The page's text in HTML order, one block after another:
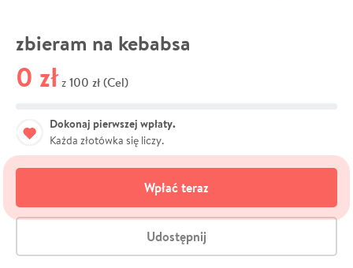
zbieram na kebabsa
0 zł z 100 zł (Cel)
Dokonaj pierwszej wpłaty.
Każda złotówka się liczy.
Wpłać teraz
Udostępnij